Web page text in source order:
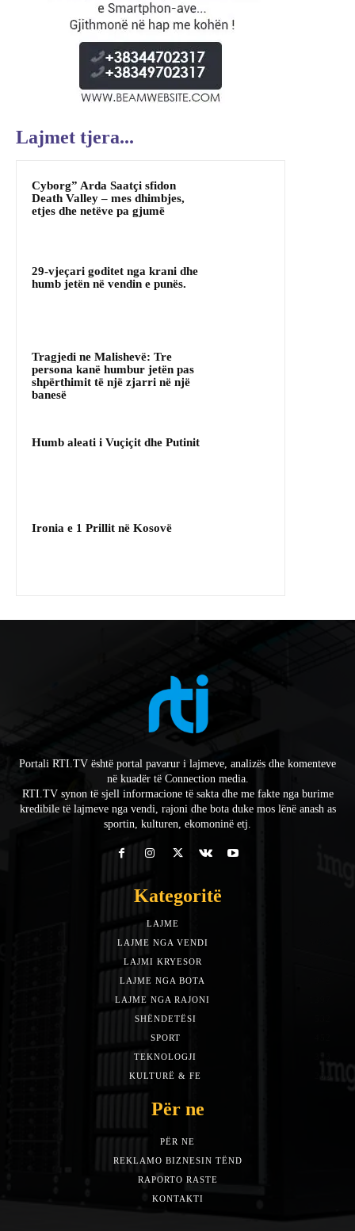
Lajmet tjera...
Cyborg” Arda Saatçi sfidon
Death Valley – mes dhimbjes,
etjes dhe netëve pa gjumë
29-vjeçari goditet nga krani dhe
humb jetën në vendin e punës.
Tragjedi ne Malishevë: Tre
persona kanë humbur jetën pas
shpërthimit të një zjarri në një
banesë
Humb aleati i Vuçiçit dhe Putinit
Ironia e 1 Prillit në Kosovë
Portali RTI.TV është portal pavarur i lajmeve, analizës dhe komenteve
në kuadër të Connection media.
RTI.TV synon të sjell informacione të sakta dhe me fakte nga burime
kredibile të lajmeve nga vendi, rajoni dhe bota duke mos lënë anash as
sportin, kulturen, ekomoninë etj.
Kategoritë
LAJME
LAJME NGA VENDI
LAJMI KRYESOR
LAJME NGA BOTA
LAJME NGA RAJONI
SHËNDETËSI
SPORT
TEKNOLOGJI
KULTURË & FE
Për ne
PËR NE
REKLAMO BIZNESIN TËND
RAPORTO RASTE
KONTAKTI